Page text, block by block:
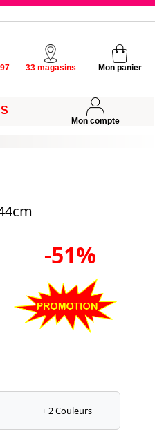
33 magasins Mon panier
Mon compte
-51%
+ 2 Couleurs